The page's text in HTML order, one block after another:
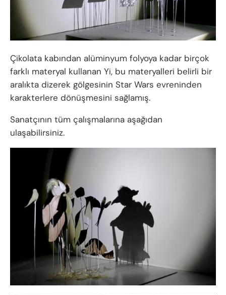
Çikolata kabından alüminyum folyoya kadar birçok
farklı materyal kullanan Yi, bu materyalleri belirli bir
aralıkta dizerek gölgesinin Star Wars evreninden
karakterlere dönüşmesini sağlamış.
Sanatçının tüm çalışmalarına aşağıdan
ulaşabilirsiniz.